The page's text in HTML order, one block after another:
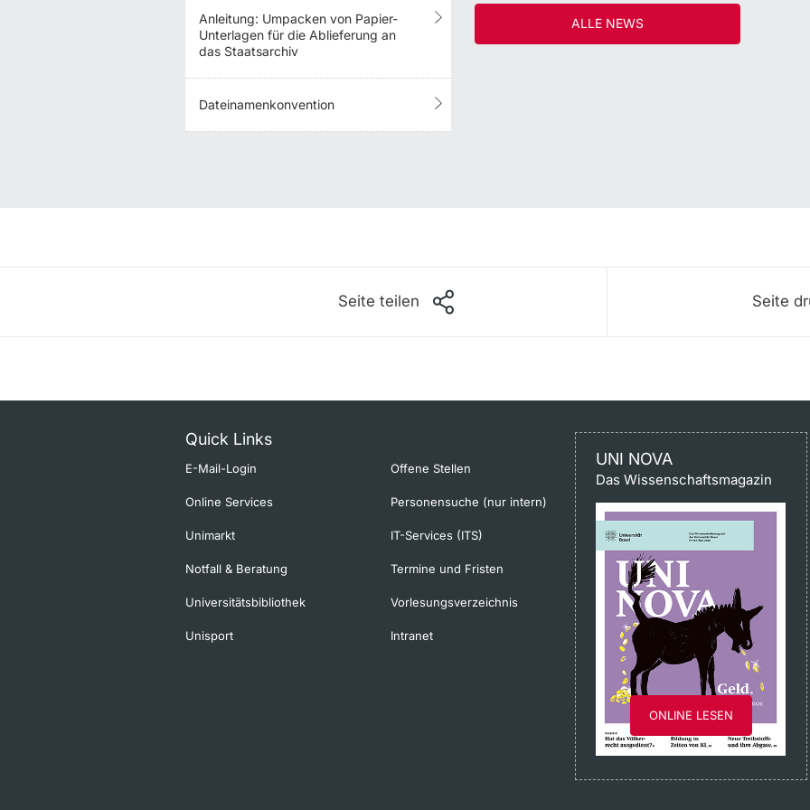
Anleitung: Umpacken von Papier-
Unterlagen für die Ablieferung an
das Staatsarchiv
Dateinamenkonvention
ALLE NEWS
Seite teilen Seite
Quick Links
E-Mail-Login Offene Stellen
Online Services Personensuche (nur intern)
Unimarkt IT-Services (ITS)
Notfall & Beratung Termine und Fristen
Universitätsbibliothek Vorlesungsverzeichnis
Unisport Intranet
UNI NOVA
Das Wissenschaftsmagazin
ONLINE LESEN